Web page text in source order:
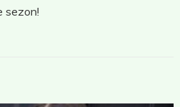
sezon!